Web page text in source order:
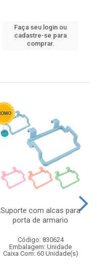
Faça seu login ou
cadastre-se para
comprar.
Suporte com alcas para
porta de armario
Código: 830624
Embalagem: Unidade
Caixa Com: 60 Unidade(s)